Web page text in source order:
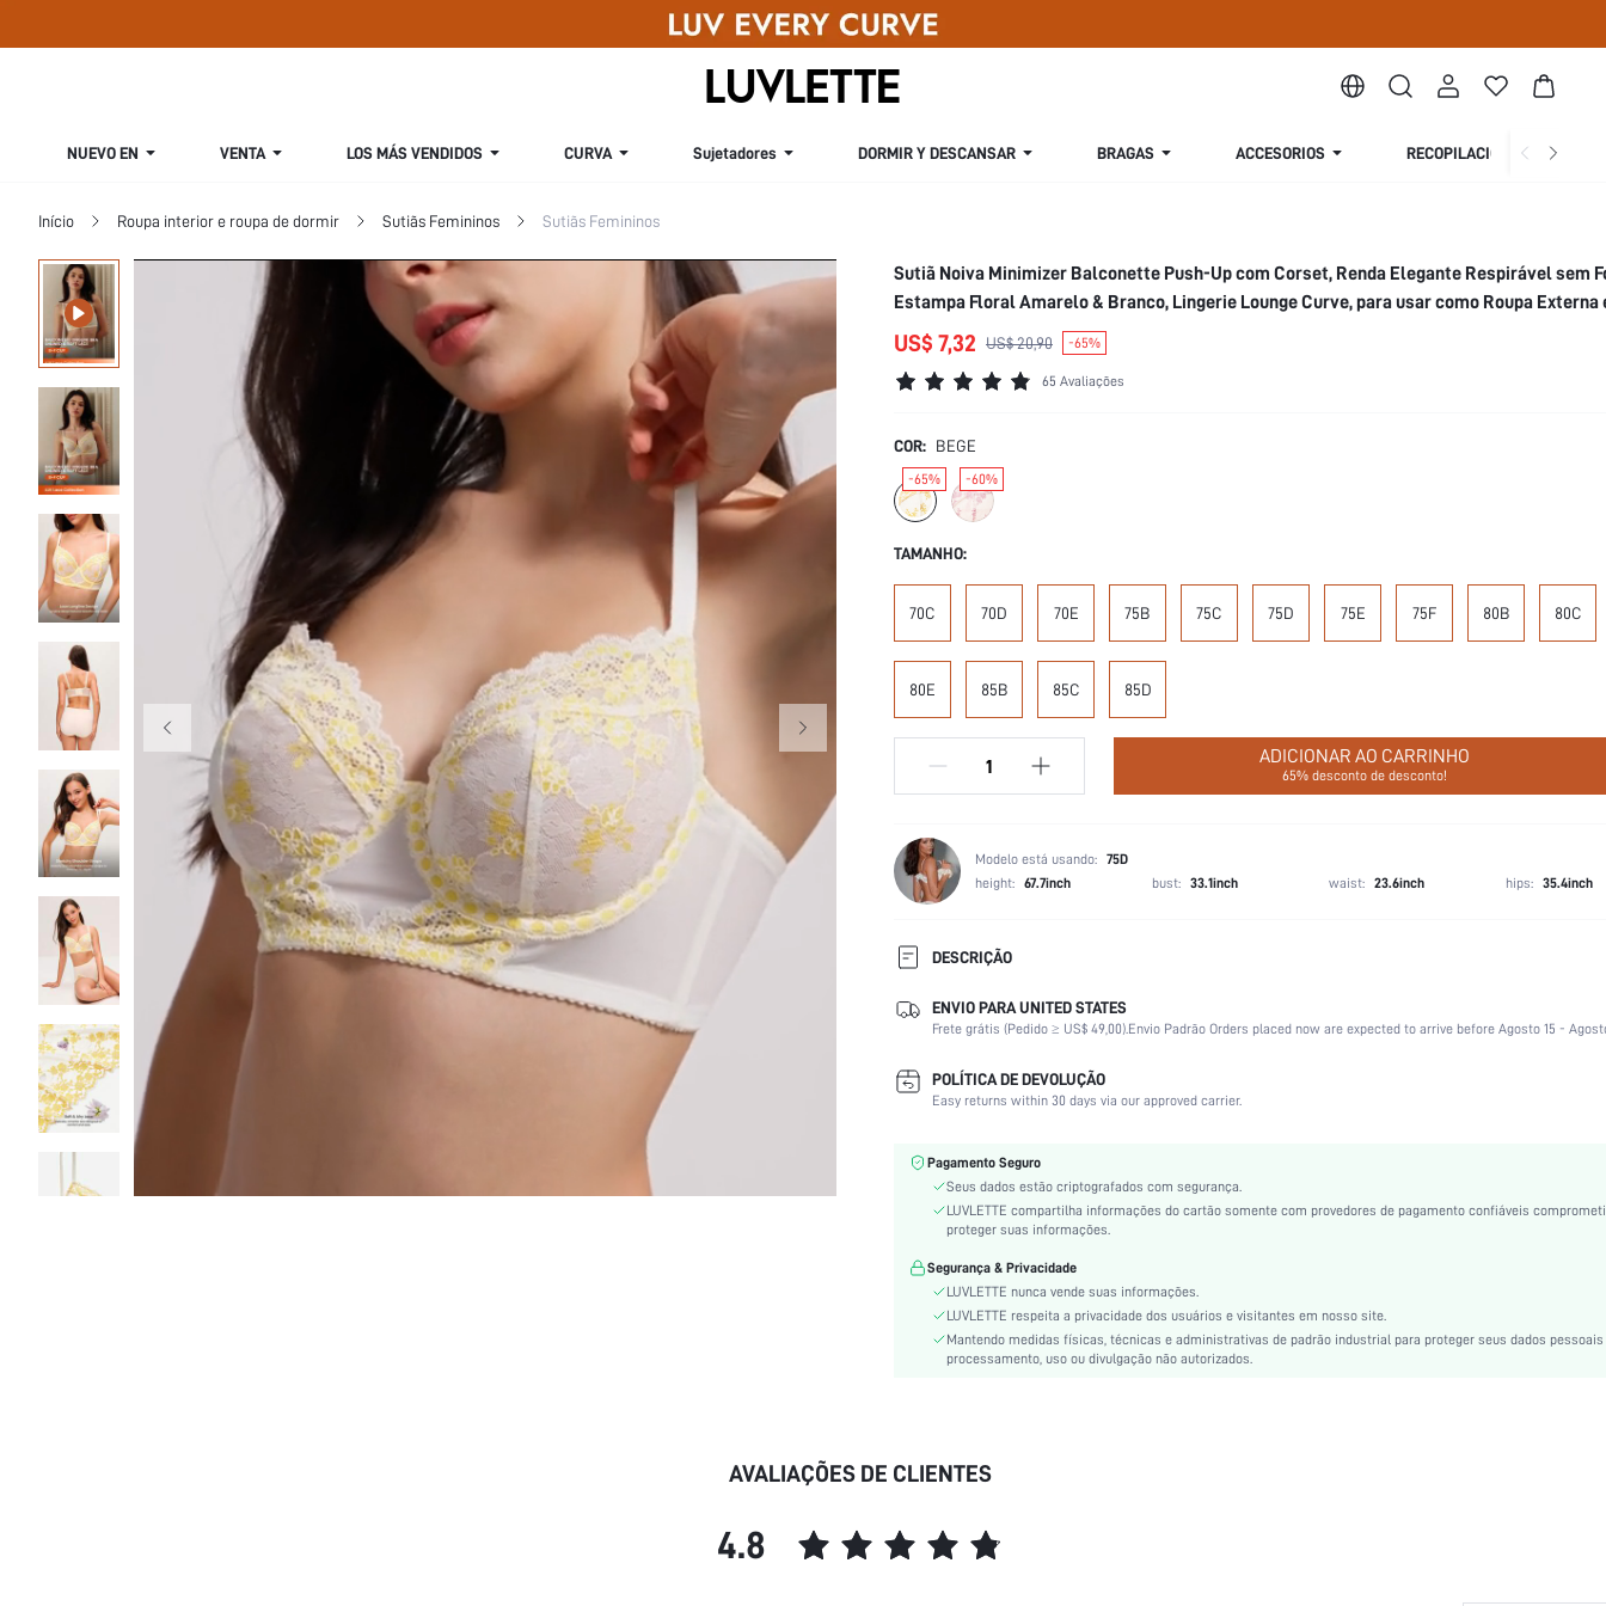
NUEVO EN VENTA LOS MÁS VENDIDOS CURVA Sujetadores DORMIR Y DESCANSAR BRAGAS ACCESORIOS RECOPILACIÓN
Início Roupa interior e roupa de dormir Sutiãs Femininos Sutiãs Femininos
Sutiã Noiva Minimizer Balconette Push-Up com Corset, Renda Elegante Respirável sem
Estampa Floral Amarelo & Branco, Lingerie Lounge Curve, para usar como Roupa Externa
Casamento
US$ 7,32 US$ 20,90 -65%
65 Avaliações
COR: BEGE
-65% -60%
TAMANHO:
70C 70D 70E 75B 75C 75D 75E 75F 80B 80C
80E 85B 85C 85D
ADICIONAR AO CARRINHO
65% desconto de desconto!
Modelo está usando: 75D
height: 67.7inch bust: 33.1inch waist: 23.6inch hips: 35.4inch
DESCRIÇÃO
Nível de revestimento:
Sem forro
Casamento, Férias, Festa, Aniversário, Festival de Música, Data, Escritório, Casa, Diário,
Capacidade de suporte:
suporte médio
Tipo de função:
Sutiã push-up
Tipo de copo/taça:
Com fio
Material:
Renda
Instruções de manutenção:
Lavar à máquina, não lavar a seco
Composição:
Modelo do sutiã:
Balconet
Elasticidade do tecido:
Elasticidade Média
Casual-Confortável, Fofa-Inocência, Fofo-Doce, Romântico-Francês, Romântico-Floral,
Festivais:
Detalhes:
ENVIO PARA UNITED STATES
Frete grátis (Pedido ≥ US$ 49,00).Envio Padrão Orders placed now are expected to arrive before Agosto 15 -
POLÍTICA DE DEVOLUÇÃO
Easy returns within 30 days via our approved carrier.
Pagamento Seguro
Seus dados estão criptografados com segurança.
LUVLETTE compartilha informações do cartão somente com provedores de pagamento confiáveis
proteger suas informações.
Segurança & Privacidade
LUVLETTE nunca vende suas informações.
LUVLETTE respeita a privacidade dos usuários e visitantes em nosso site.
Mantendo medidas físicas, técnicas e administrativas de padrão industrial para proteger seus dados
processamento, uso ou divulgação não autorizados.
AVALIAÇÕES DE CLIENTES
4.8